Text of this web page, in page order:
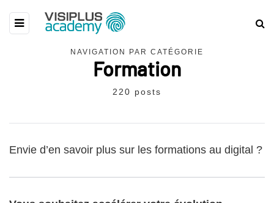
NAVIGATION PAR CATÉGORIE
Formation
220 posts
Envie d’en savoir plus sur les formations au digital ?